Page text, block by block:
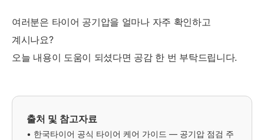
여러분은 타이어 공기압을 얼마나 자주 확인하고
계시나요?
오늘 내용이 도움이 되셨다면 공감 한 번 부탁드립니다.
출처 및 참고자료
• 한국타이어 공식 타이어 케어 가이드 — 공기압 점검 주